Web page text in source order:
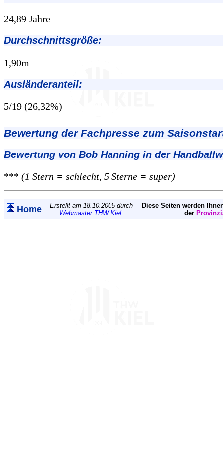
24,89 Jahre
Durchschnittsgröße:
1,90m
Ausländeranteil:
5/19 (26,32%)
Bewertung der Fachpresse zum
Bewertung von Bob Hanning in der
*** (1 Stern = schlecht, 5 Sterne = super)
Home
Erstellt am 18.10.2005 durch
Webmaster THW Kiel.
Diese Seiten werden
der